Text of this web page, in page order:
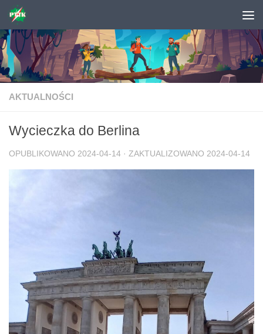
Skip to content
AKTUALNOŚCI
Wycieczka do Berlina
OPUBLIKOWANO 2024-04-14 · ZAKTUALIZOWANO 2024-04-14